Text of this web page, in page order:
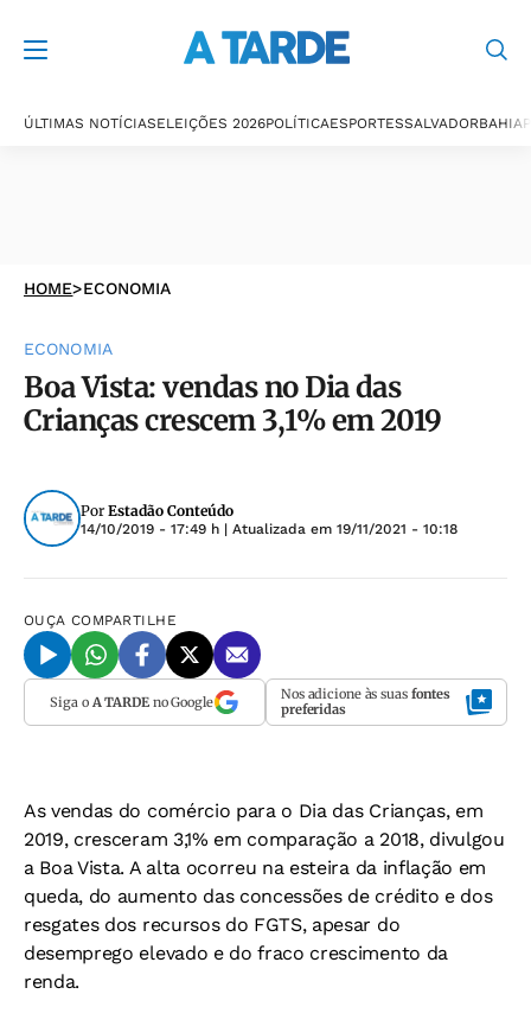
ÚLTIMAS NOTÍCIASELEIÇÕES 2026POLÍTICAESPORTESSALVADORBAHIA
HOME>ECONOMIA
ECONOMIA
Boa Vista: vendas no Dia das
Crianças crescem 3,1% em 2019
Por Estadão Conteúdo
14/10/2019 - 17:49 h | Atualizada em 19/11/2021 - 10:18
OUÇA COMPARTILHE
Siga o A TARDEno Google Nos adicione às suas fontes
preferidas
As vendas do comércio para o Dia das Crianças, em
2019, cresceram 3,1% em comparação a 2018, divulgou
a Boa Vista. A alta ocorreu na esteira da inflação em
queda, do aumento das concessões de crédito e dos
resgates dos recursos do FGTS, apesar do
desemprego elevado e do fraco crescimento da
renda.